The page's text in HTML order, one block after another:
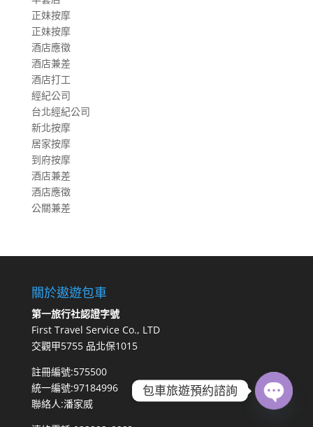
正妹按摩
正妹按摩
酒店應徵
酒店兼差
酒店打工
經紀公司
台北經紀公司
新北按摩
居家按摩
到府按摩
酒店兼差
酒店應徵
公關兼差
關於遨遊包車
第一旅行社認證字號
First Travel Service Co., LTD
交觀甲5755 品北保1015
註冊編號:575500
統一編號:97184996
聯絡人:潘家威
包車旅遊預約諮詢